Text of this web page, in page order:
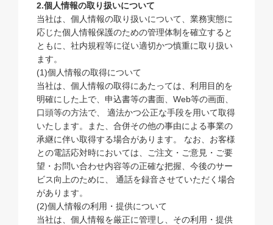
2.個人情報の取り扱いについて
当社は、個人情報の取り扱いについて、業務実態に
応じた個人情報保護のための管理体制を確立すると
ともに、社内規程等に従い適切かつ慎重に取り扱い
ます。
(1)個人情報の取得について
当社は、個人情報の取得にあたっては、利用目的を
明確にした上で、申込書等の書面、Web等の画面、
口頭等の方法で、 適法かつ公正な手段を用いて取得
いたします。また、合併その他の事由による事業の
承継に伴い取得する場合があります。 なお、お客様
との電話応対時においては、ご注文・ご意見・ご要
望・お問い合わせ内容等の正確な把握、今後のサー
ビス向上のために、 通話を録音させていただく場合
があります。
(2)個人情報の利用・提供について
当社は、個人情報を厳正に管理し、その利用・提供